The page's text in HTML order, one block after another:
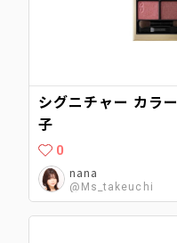
シグニチャー カラ
子
0
nana
@Ms_takeuchi